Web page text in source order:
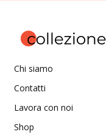
Chi siamo
Contatti
Lavora con noi
Shop